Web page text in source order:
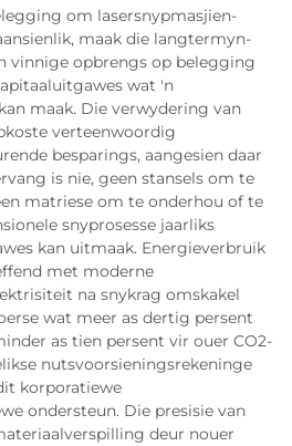
om lasersnypmasjien-
maak die langtermyn-
vinnige opbrengs op belegging
wat 'n
maak. Die verwydering van
verteenwoordig
besparings, aangesien daar
is nie, geen stansels om te
matriese om te onderhou of te
snyprosesse jaarliks
kan uitmaak. Energieverbruik
met moderne
na snykrag omskakel
wat meer as dertig persent
as tien persent vir ouer CO2-
nutsvoorsieningsrekeninge
korporatiewe
ondersteun. Die presisie van
deur nouer